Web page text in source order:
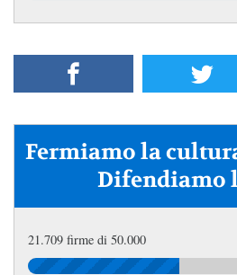
Fermiamo la
Difendiamo
21.709 firme di 50.000